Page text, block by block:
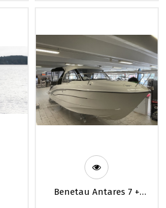
Benetau Antares 7 +